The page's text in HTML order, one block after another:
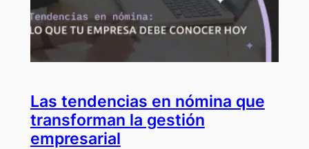
Las tendencias en nómina que
transforman la gestión
empresarial